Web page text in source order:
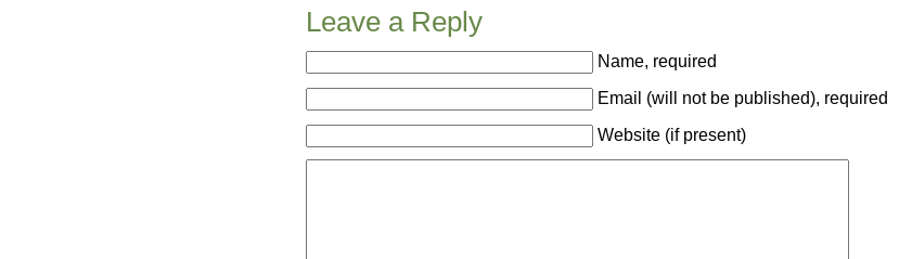
Leave a Reply
Name, required
Email (will not be published), required
Website (if present)